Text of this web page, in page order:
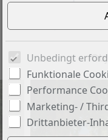
Unbedingt
Funktionale
Performance
Marketing- /
Drittanbieter-